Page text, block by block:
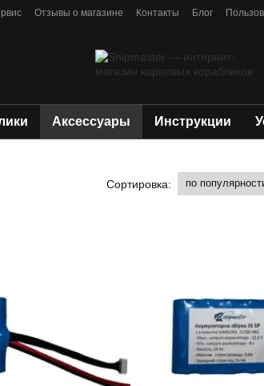
Отзывы о магазине Контакты Блог
Аксессуары Инструкции
Сортировка: по